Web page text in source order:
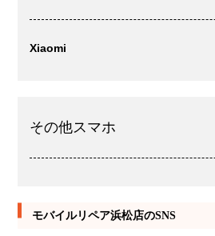
Xiaomi
その他スマホ
モバイルリペア浜松店のSNS